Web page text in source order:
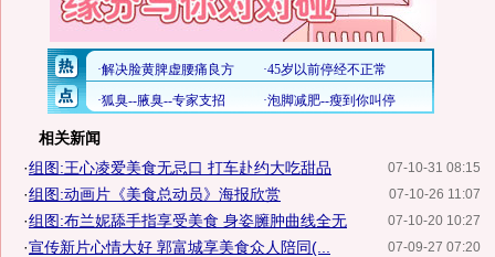
相关新闻
07-10-31 08:15
·组图:王心凌爱美食无忌口 打车赴约大吃甜品
07-10-26 11:07
·组图:动画片《美食总动员》海报欣赏
07-10-20 10:27
·组图:布兰妮舔手指享受美食 身姿臃肿曲线全无
07-09-27 07:20
·宣传新片心情大好 郭富城享美食众人陪同(...